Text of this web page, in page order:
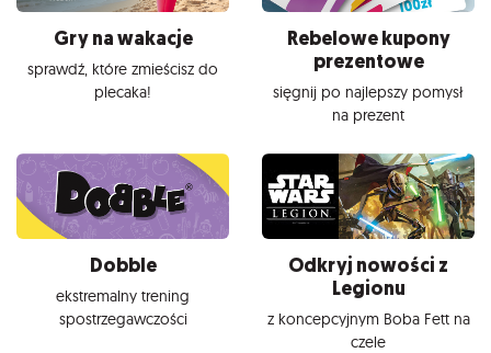
Gry na wakacje
sprawdź, które zmieścisz do
plecaka!
Rebelowe kupony
prezentowe
sięgnij po najlepszy pomysł
na prezent
Dobble
ekstremalny trening
spostrzegawczości
Odkryj nowości z
Legionu
z koncepcyjnym Boba Fett na
czele